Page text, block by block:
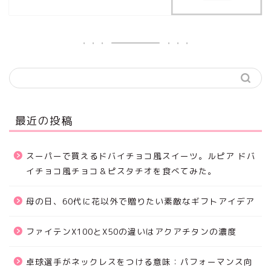
最近の投稿
スーパーで買えるドバイチョコ風スイーツ。ルピア ドバ
イチョコ風チョコ＆ピスタチオを食べてみた。
母の日、60代に花以外で贈りたい素敵なギフトアイデア
ファイテンX100とX50の違いはアクアチタンの濃度
卓球選手がネックレスをつける意味：パフォーマンス向